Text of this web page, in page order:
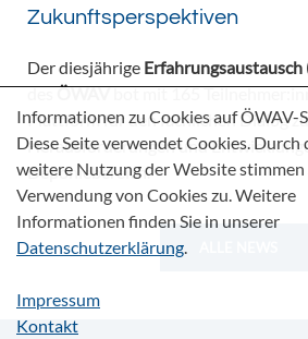
Zukunftsperspektiven
Der diesjährige Erfahrungsaustausch
desÖWAVbot mit 165
Plattform für den fachlichen Dialog zu
Herausforderungen und
Deponiebereich.
Informationen zu Cookies auf ÖWAV-
Diese Seite verwendet Cookies. Durch
weitere Nutzung der Website stimmen
Verwendung von Cookies zu. Weitere
Informationen finden Sie in unserer
Datenschutzerklärung.
Impressum
Kontakt